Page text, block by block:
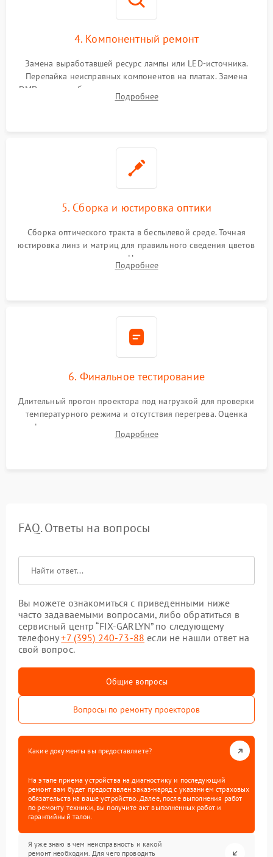
4. Компонентный ремонт
Замена выработавшей ресурс лампы или LED-источника.
Перепайка неисправных компонентов на платах. Замена
DMD-чипа при битых пикселях, установка нового цветового
колеса или восстановление сгоревших поляризационных
Подробнее
5. Сборка и юстировка оптики
Сборка оптического тракта в беспылевой среде. Точная
юстировка линз и матриц для правильного сведения цветов
и устранения размытия. Надежное подключение всех
шлейфов, установка датчиков и закрытие корпуса
Подробнее
6. Финальное тестирование
Длительный прогон проектора под нагрузкой для проверки
температурного режима и отсутствия перегрева. Оценка
фокуса, контрастности и цветопередачи на тестовых
таблицах. Проверка работы всех видеовходов и кнопок
Подробнее
FAQ. Ответы на вопросы
Вы можете ознакомиться с приведенными ниже
часто задаваемыми вопросами, либо обратиться в
сервисный центр “FIX-GARLYN” по следующему
телефону+7 (395) 240-73-88 если не нашли ответ на
свой вопрос.
Общие вопросы
Вопросы по ремонту проекторов
Какие документы вы предоставляете?
На этапе приема устройства на диагностику и последующий
ремонт вам будет предоставлен заказ-наряд с указанием страховых
обязательств на ваше устройство. Далее, после выполнения работ
по ремонту техники, вы получите акт выполненных работ и
гарантийный талон.
Я уже знаю в чем неисправность и какой
ремонт необходим. Для чего проводить